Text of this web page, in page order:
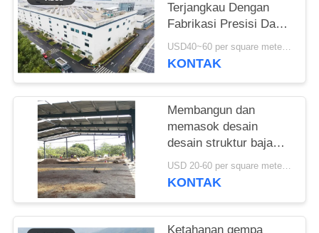
KEBIJAKAN
PRIVASI
Terjangkau Dengan
Fabrikasi Presisi Dan
Solusi Pengiriman Satu
Atap
USD40~60 per square meter MOQ:1000 sqm
KONTAK
Membangun dan
memasok desain
desain struktur baja
untuk bangunan rangka
portal yang
USD 20-60 per square meter MOQ:1000 Meter persegi
KONTAK
Ketahanan gempa